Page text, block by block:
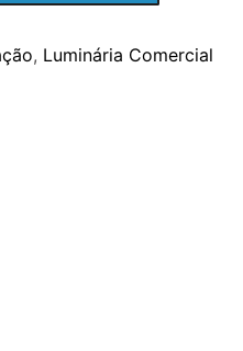
, Luminária Comercial